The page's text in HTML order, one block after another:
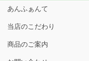
あんふぁんて
当店のこだわり
商品のご案内